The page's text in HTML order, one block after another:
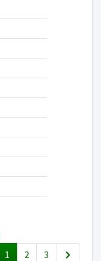
1
2 3